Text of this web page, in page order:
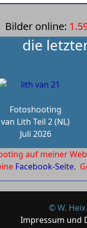
Bilder online:
die
Fotoshooting
van Lith Teil 2 (NL)
Juli 2026
auf meiner
Facebook-Seite.
© W.
Impressum und